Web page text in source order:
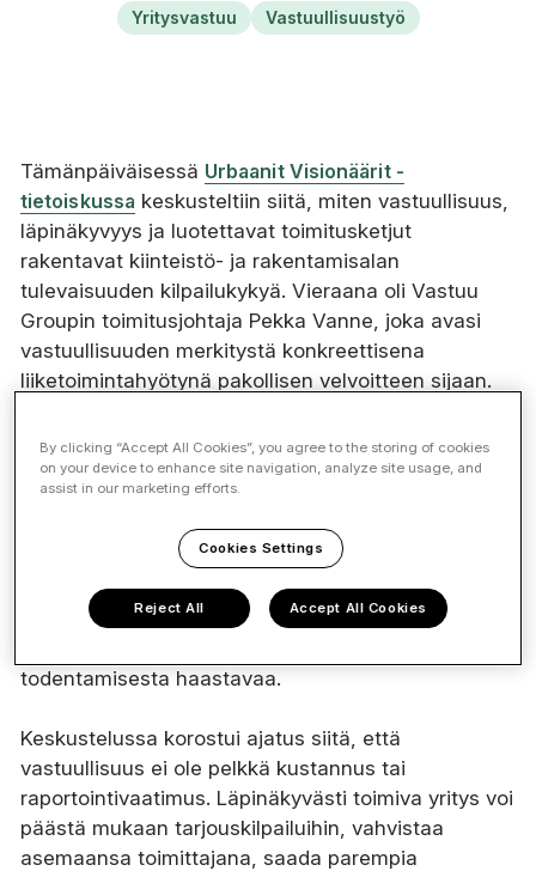
Yritysvastuu Vastuullisuustyö
Tämänpäiväisessä Urbaanit Visionäärit -
tietoiskussa keskusteltiin siitä, miten vastuullisuus,
läpinäkyvyys ja luotettavat toimitusketjut
rakentavat kiinteistö- ja rakentamisalan
tulevaisuuden kilpailukykyä. Vieraana oli Vastuu
Groupin toimitusjohtaja Pekka Vanne, joka avasi
vastuullisuuden merkitystä konkreettisena
liiketoimintahyötynä pakollisen velvoitteen sijaan.
Vanne kiteytti Vastuu Groupin tehtävän selkeästi:
vastuullisesta toiminnasta on tehtävä niin helppoa,
että se tapahtuu. Käytännössä tämä tarkoittaa
digitaalisten palveluiden kehittämistä, joiden avulla
yritykset voivat osoittaa luotettavuutensa, hallita
riskejä ja vähentää hallinnollista työtä.
Rakennusalalla tämä on erityisen tärkeää, sillä
todentamisesta haastavaa.
Keskustelussa korostui ajatus siitä, että
vastuullisuus ei ole pelkkä kustannus tai
raportointivaatimus. Läpinäkyvästi toimiva yritys voi
päästä mukaan tarjouskilpailuihin, vahvistaa
asemaansa toimittajana, saada parempia
By clicking “Accept All Cookies”, you agree to the storing of cookies
on your device to enhance site navigation, analyze site usage, and
assist in our marketing efforts.
Cookies Settings
Reject All Accept All Cookies